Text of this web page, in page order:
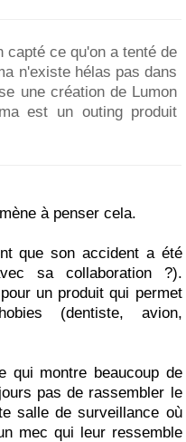
ce qu'on a tenté de
n'existe hélas pas dans
une création de Lumon
est un outing produit
à penser cela.
que son accident a été
sa collaboration ?).
un produit qui permet
(dentiste, avion,
qui montre beaucoup de
pas de rassembler le
salle de surveillance où
mec qui leur ressemble